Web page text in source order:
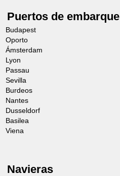
Puertos de embarque
Budapest
Oporto
Ámsterdam
Lyon
Passau
Sevilla
Burdeos
Nantes
Dusseldorf
Basilea
Viena
Navieras